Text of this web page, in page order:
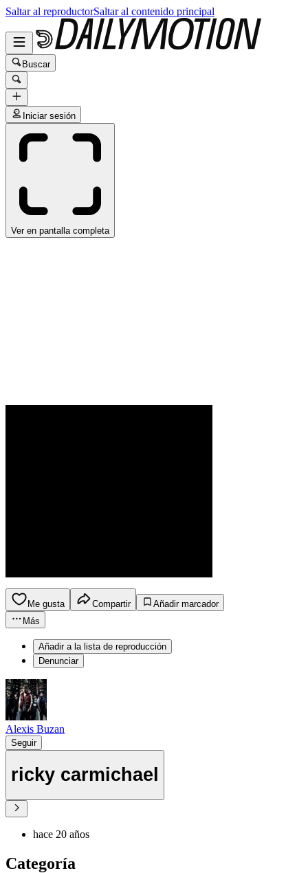
Saltar al reproductorSaltar al contenido principal
Buscar
Iniciar sesión
Ver en pantalla completa
Me gusta Compartir
Añadir marcador
Más
Añadir a la lista de reproducción
Denunciar
Alexis Buzan
Seguir
ricky carmichael
hace 20 años
Categoría